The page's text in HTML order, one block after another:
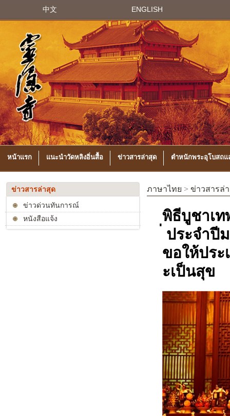
中文 ENGLISH
หน้าแรก แนะนำวัดหลิงอิ่นสื้อ ข่าวสารล่าสุด ตำหนักพระอุโบสถ
ข่าวสารล่าสุด
ข่าวด่วนทันการณ์
หนังสือแจ้ง
ภาษาไทย > ข่าวสารล่
พิธีบูชาเท
ประจำปี
ขอให้ประ
ะเป็นสุข